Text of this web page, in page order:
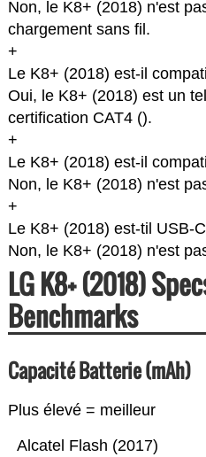
Non, le K8+ (2018) n'est
chargement sans fil.
+
Le K8+ (2018) est-il
Oui, le K8+ (2018) est un
certification CAT4 ().
+
Le K8+ (2018) est-il
Non, le K8+ (2018) n'est
+
Le K8+ (2018) est-til USB-
Non, le K8+ (2018) n'est
LG K8+ (2018)
Benchmarks
Capacité Batterie (mAh)
Plus élevé = meilleur
Alcatel Flash (2017)